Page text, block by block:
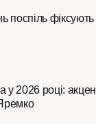
поспіль
2026 році: